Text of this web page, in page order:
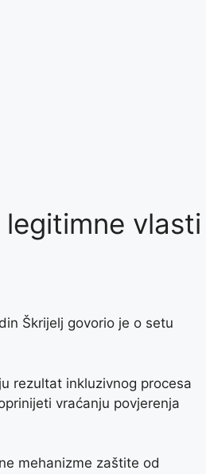
vlasti
Škrijelj govorio je o setu
rezultat inkluzivnog procesa
vraćanju povjerenja
mehanizme zaštite od